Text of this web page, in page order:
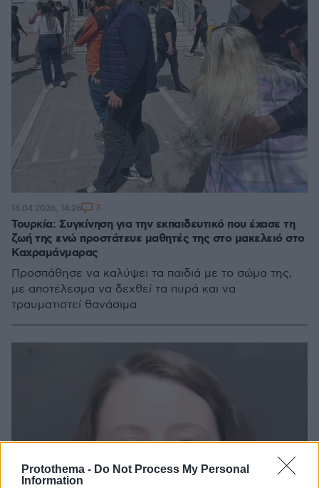
Protothema - Do Not Process My Personal
Information
Τουρκία: Συγκίνηση για την εκπαιδευτικό που έχασε τη
ζωή της ενώ προστάτευε μαθητές της στο μακελειό στο
Καχραμάνμαρας
Προσπάθησε να καλύψει τα παιδιά με το σώμα της,
με αποτέλεσμα να δεχθεί τα πυρά και να
τραυματιστεί θανάσιμα
16.04.2026, 14:26 3